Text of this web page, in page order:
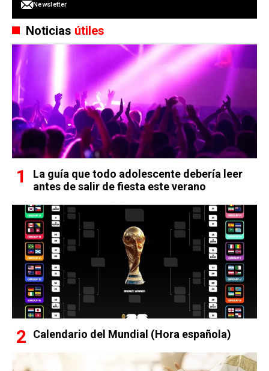
Newsletter
Noticias útiles
La guía que todo adolescente debería leer
antes de salir de fiesta este verano
Calendario del Mundial (Hora española)